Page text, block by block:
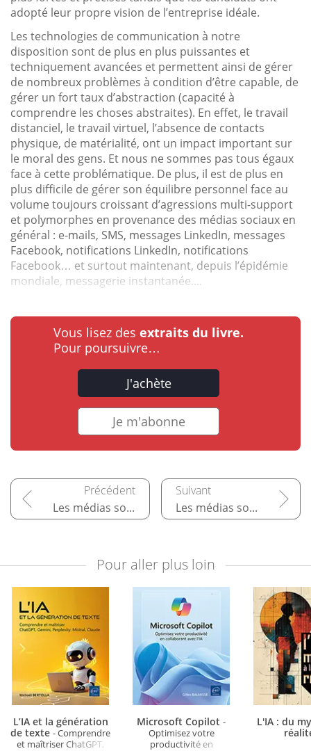
adopté leur propre vision de l’entreprise idéale.
Les technologies de communication à notre
disposition sont de plus en plus puissantes et
techniquement avancées et permettent ainsi de gérer
de nombreux problèmes à condition d’être capable, de
gérer un fort taux d’abstraction (capacité à
comprendre les choses abstraites). En effet, le travail
distanciel, le travail virtuel, l’absence de contacts
physique, de matérialité, ont un impact important sur
le moral des gens. Et nous ne sommes pas tous égaux
face à cette problématique. De plus, il est de plus en
plus difficile de gérer son équilibre personnel face au
volume toujours croissant d’agressions multi-support
et polymorphes en provenance des médias sociaux en
général : e-mails, SMS, messages LinkedIn, messages
Facebook, notifications LinkedIn, notifications
Facebook… et surtout maintenant, depuis l’épidémie
mondiale, messagerie instantanée....
Vous lisez des extraits du livre.
Pour poursuivre…
J'achète
Je m'abonne
Les médias sociaux de freelance de services Les médias sociaux d'achat/vente
Pour aller plus loin
L’IA et la génération
de texte - Comprendre
et maîtriser ChatGPT,
Microsoft Copilot -
Optimisez votre
productivité en
L'IA : du